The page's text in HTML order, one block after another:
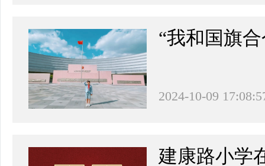
“我和国旗
2024-10-09
建康路小学